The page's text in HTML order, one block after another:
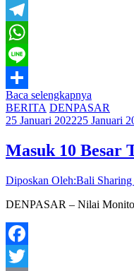
Email
Telegram
WhatsApp
Line
Share
Baca selengkapnya
BERITA DENPASAR
25 Januari 202225 Januari
Masuk 10 Besar
Diposkan Oleh:Bali Sharing
DENPASAR – Nilai
Facebook